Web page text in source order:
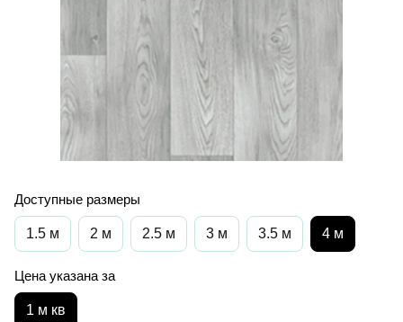
Доступные размеры
1.5 м 2 м 2.5 м 3 м 3.5 м 4 м
Цена указана за
1 м кв